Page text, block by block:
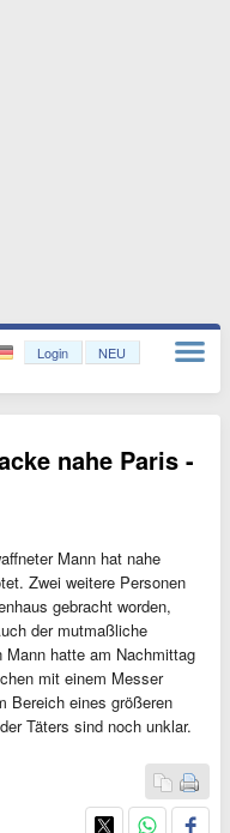
Login NEU
nahe Paris -
Mann hat nahe
Zwei weitere Personen
gebracht worden,
der mutmaßliche
Mann hatte am Nachmittag
mit einem Messer
Bereich eines größeren
Täters sind noch unklar.